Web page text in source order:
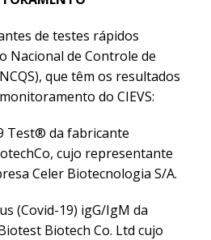
de testes rápidos
Nacional de Controle de
que têm os resultados
do CIEVS:
Test®️ da fabricante
cujo representante
Celer Biotecnologia S/A.
(Covid-19) igG/IgM da
Biotech Co. Ltd cujo